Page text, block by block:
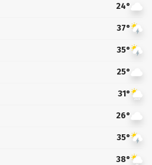
24°
37°
35°
25°
31°
26°
35°
38°